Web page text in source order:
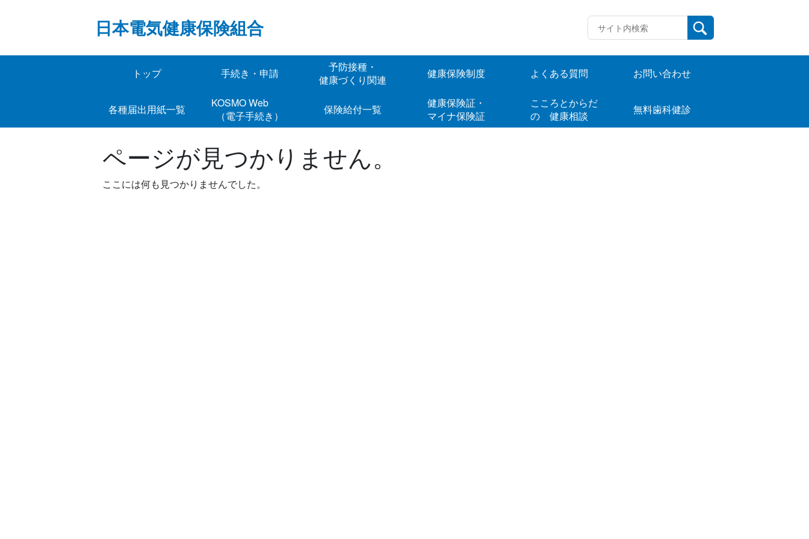
日本電気健康保険組合
トップ 手続き・申請
予防接種・
健康づくり関連
健康保険制度 よくある質問 お問い合わせ
各種届出用紙一覧
KOSMO Web
（電子手続き）
保険給付一覧
健康保険証・
マイナ保険証
こころとからだ
の 健康相談
無料歯科健診
ページが見つかりません。
ここには何も見つかりませんでした。